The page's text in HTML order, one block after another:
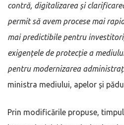
contră, digitalizarea și
permit să avem procese mai
mai predictibile pentru
exigențele de protecție a
pentru modernizarea
ministra mediului, apelor și
Prin modificările propuse,